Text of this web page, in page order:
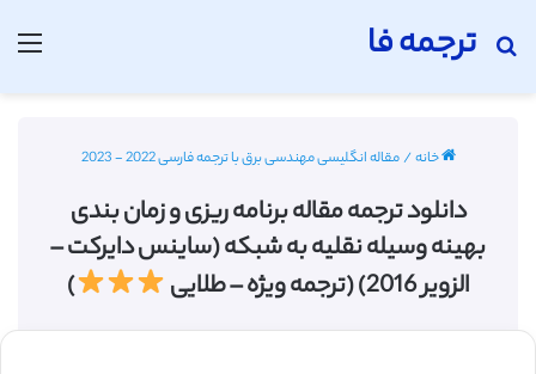
ترجمه فا
جستجو برای
خانه/مقاله انگلیسی مهندسی برق با ترجمه فارسی 2022 - 2023
دانلود ترجمه مقاله برنامه ریزی و زمان بندی
بهینه وسیله نقلیه به شبکه (ساینس دایرکت –
الزویر 2016) (ترجمه ویژه – طلایی
)